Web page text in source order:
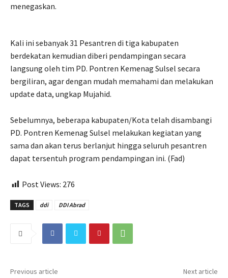
menegaskan.
Kali ini sebanyak 31 Pesantren di tiga kabupaten
berdekatan kemudian diberi pendampingan secara
langsung oleh tim PD. Pontren Kemenag Sulsel secara
bergiliran, agar dengan mudah memahami dan melakukan
update data, ungkap Mujahid.
Sebelumnya, beberapa kabupaten/Kota telah disambangi
PD. Pontren Kemenag Sulsel melakukan kegiatan yang
sama dan akan terus berlanjut hingga seluruh pesantren
dapat tersentuh program pendampingan ini. (Fad)
Post Views: 276
TAGS ddi DDI Abrad
Previous article Next article